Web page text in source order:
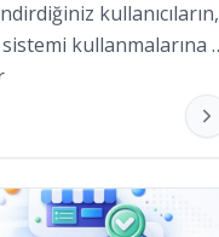
kullanıcıların,
kullanmalarına